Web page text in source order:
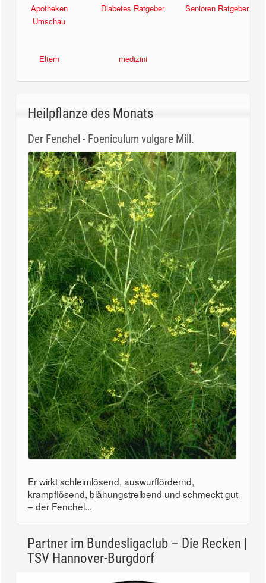
Apotheken
Umschau
Diabetes Ratgeber Senioren Ratgeber
Eltern medizini
Heilpflanze des Monats
Der Fenchel - Foeniculum vulgare Mill.
Er wirkt schleimlösend, auswurffördernd,
krampflösend, blähungstreibend und schmeckt gut
– der Fenchel...
Partner im Bundesligaclub – Die Recken |
TSV Hannover-Burgdorf